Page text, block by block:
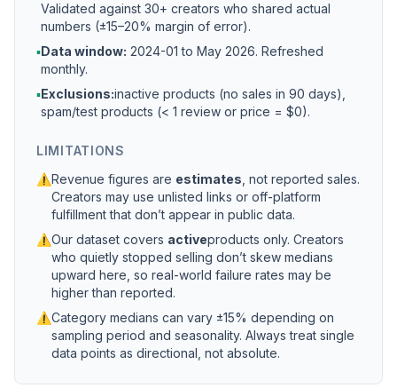
Validated against 30+ creators who shared actual
numbers (±15–20% margin of error).
▪Data window: 2024-01 to May 2026. Refreshed
monthly.
▪Exclusions:inactive products (no sales in 90 days),
spam/test products (< 1 review or price = $0).
LIMITATIONS
⚠Revenue figures are estimates , not reported sales.
Creators may use unlisted links or off-platform
fulfillment that don’t appear in public data.
⚠Our dataset covers activeproducts only. Creators
who quietly stopped selling don’t skew medians
upward here, so real-world failure rates may be
higher than reported.
⚠Category medians can vary ±15% depending on
sampling period and seasonality. Always treat single
data points as directional, not absolute.